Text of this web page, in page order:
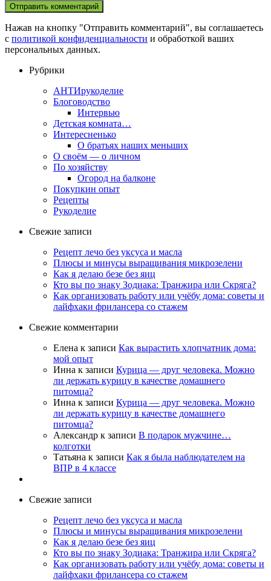
Нажав на кнопку "Отправить комментарий", вы соглашаетесь
с политикой конфиденциальности и обработкой ваших
персональных данных.
Рубрики
АНТИрукоделие
Блоговодство
Интервью
Детская комната…
Интересненько
О братьях наших меньших
О своём — о личном
По хозяйству
Огород на балконе
Покупкин опыт
Рецепты
Рукоделие
Свежие записи
Рецепт лечо без уксуса и масла
Плюсы и минусы выращивания микрозелени
Как я делаю безе без яиц
Кто вы по знаку Зодиака: Транжира или Скряга?
Как организовать работу или учёбу дома: советы и
лайфхаки фрилансера со стажем
Свежие комментарии
Елена к записи Как вырастить хлопчатник дома:
мой опыт
Инна к записи Курица — друг человека. Можно
ли держать курицу в качестве домашнего
питомца?
Инна к записи Курица — друг человека. Можно
ли держать курицу в качестве домашнего
питомца?
Александр к записи В подарок мужчине…
колготки
Татьяна к записи Как я была наблюдателем на
ВПР в 4 классе
Свежие записи
Рецепт лечо без уксуса и масла
Плюсы и минусы выращивания микрозелени
Как я делаю безе без яиц
Кто вы по знаку Зодиака: Транжира или Скряга?
Как организовать работу или учёбу дома: советы и
лайфхаки фрилансера со стажем